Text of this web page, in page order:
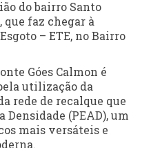
do bairro Santo
que faz chegar à
– ETE, no Bairro
Góes Calmon é
utilização da
rede de recalque que
(PEAD), um
mais versáteis e